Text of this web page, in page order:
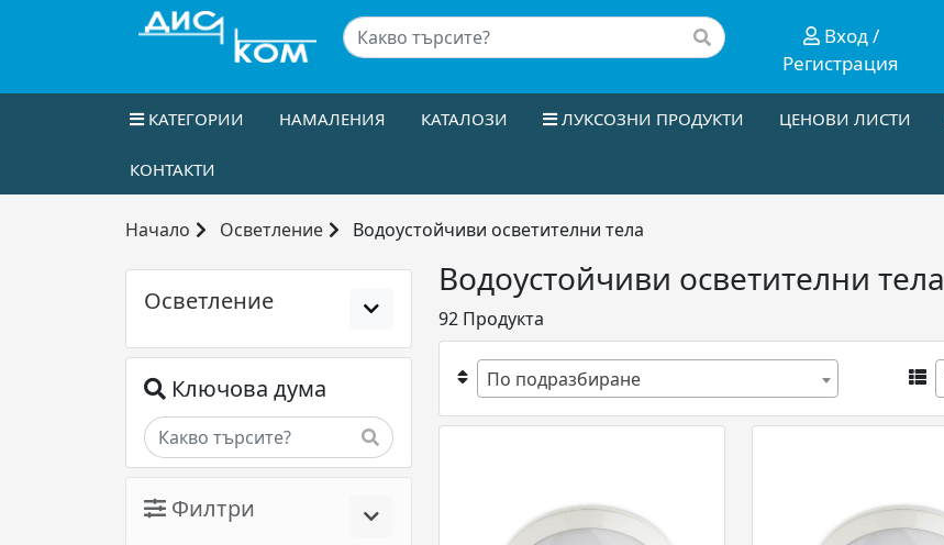
Вход /
Регистрация
КАТЕГОРИИ НАМАЛЕНИЯ КАТАЛОЗИ ЛУКСОЗНИ ПРОДУКТИ ЦЕНОВИ ЛИСТИ
КОНТАКТИ
Начало Осветление Водоустойчиви осветителни тела
Осветление
Ключова дума
Филтри
Водоустойчиви осветителни тела
92 Продукта
По подразбиране